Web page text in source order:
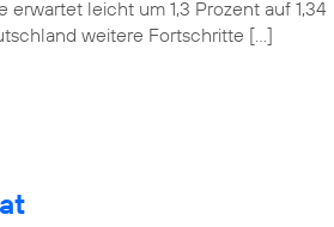
leicht um 1,3 Prozent auf 1,34
weitere Fortschritte […]